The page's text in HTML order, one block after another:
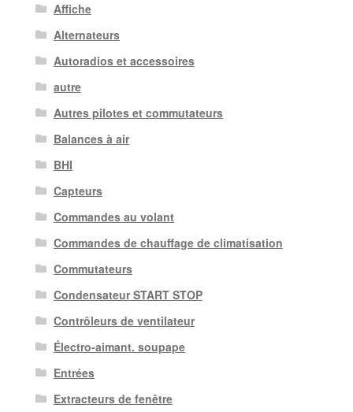
Affiche
Alternateurs
Autoradios et accessoires
autre
Autres pilotes et commutateurs
Balances à air
BHI
Capteurs
Commandes au volant
Commandes de chauffage de climatisation
Commutateurs
Condensateur START STOP
Contrôleurs de ventilateur
Électro-aimant. soupape
Entrées
Extracteurs de fenêtre